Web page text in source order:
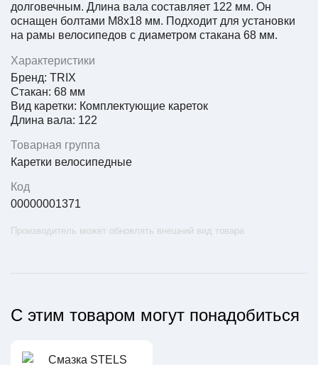
долговечным. Длина вала составляет 122 мм. Он
оснащен болтами M8x18 мм. Подходит для установки
на рамы велосипедов с диаметром стакана 68 мм.
Характеристики
Бренд: TRIX
Стакан: 68 мм
Вид каретки: Комплектующие кареток
Длина вала: 122
Товарная группа
Каретки велосипедные
Код
00000001371
Производитель может обновлять внешний вид товара
С этим товаром могут понадобиться